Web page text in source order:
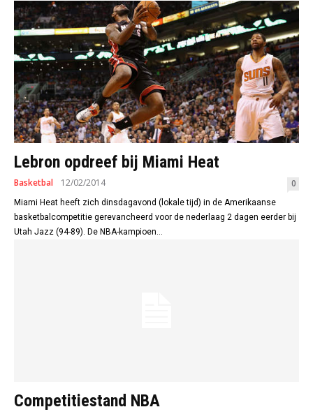
Lebron opdreef bij Miami Heat
Basketbal 12/02/2014 0
Miami Heat heeft zich dinsdagavond (lokale tijd) in de Amerikaanse
basketbalcompetitie gerevancheerd voor de nederlaag 2 dagen eerder bij
Utah Jazz (94-89). De NBA-kampioen...
Competitiestand NBA